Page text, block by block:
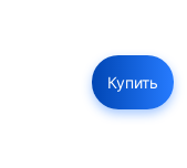
Купить